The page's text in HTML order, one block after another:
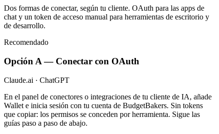
Dos formas de conectar, según tu cliente. OAuth para las apps de
chat y un token de acceso manual para herramientas de escritorio y
de desarrollo.
Recomendado
Opción A — Conectar con OAuth
Claude.ai · ChatGPT
En el panel de conectores o integraciones de tu cliente de IA, añade
Wallet e inicia sesión con tu cuenta de BudgetBakers. Sin tokens
que copiar: los permisos se conceden por herramienta. Sigue las
guías paso a paso de abajo.